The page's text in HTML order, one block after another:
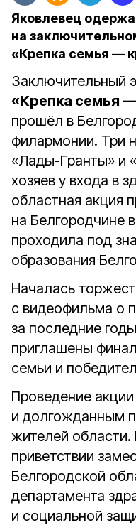
Яковлевец
на
«Крепка семья —
Заключительный
«Крепка семья
прошёл в
филармонии. Три
«Лады-Гранты» и
хозяев у входа в
областная акция
на Белгородчине
проходила под
образования
Началась
с видеофильма о
за последние
приглашены
семьи и
Проведение
и долгожданным
жителей области.
приветствии
Белгородской
департамента
и социальной